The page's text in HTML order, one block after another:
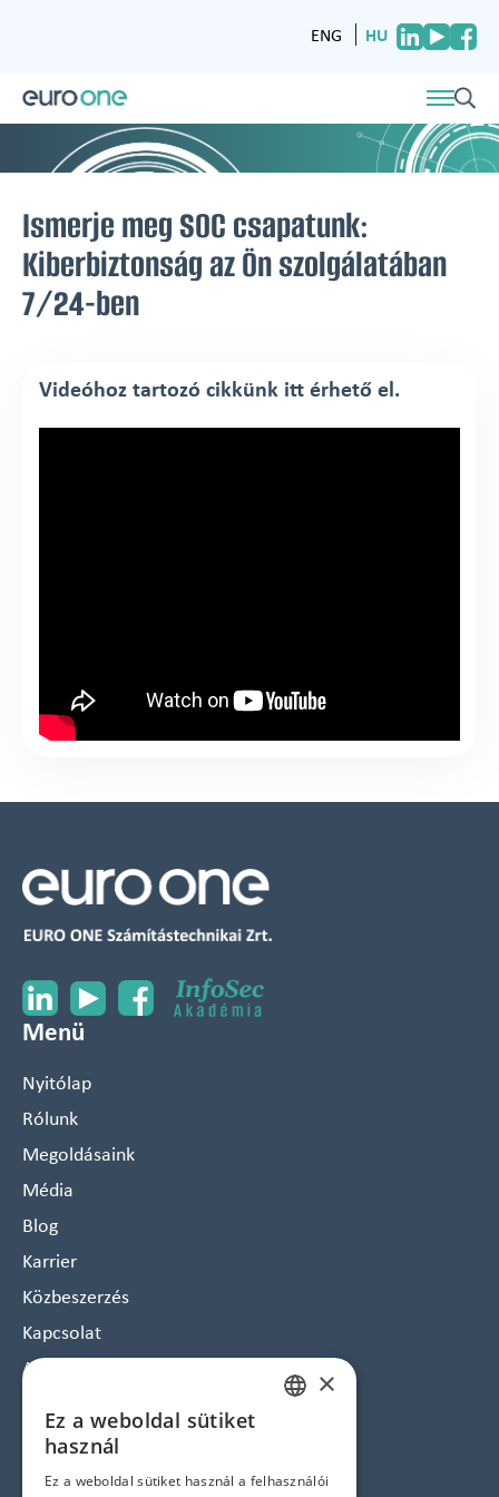
ENG HU
Ismerje meg SOC csapatunk:
Kiberbiztonság az Ön szolgálatában
7/24-ben
Videóhoz tartozó cikkünk itt érhető el.
Menü
Nyitólap
Rólunk
Megoldásaink
Média
Blog
Karrier
Közbeszerzés
Kapcsolat
Arculat
Jogi nyilatkozatok
Adatvédelem és Cookie tájékoztató
×
Ez a weboldal sütiket
használ
Ez a weboldal sütiket használ a felhasználói